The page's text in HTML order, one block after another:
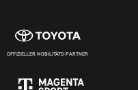
OFFIZIELLER MOBILITÄTS-PARTNER